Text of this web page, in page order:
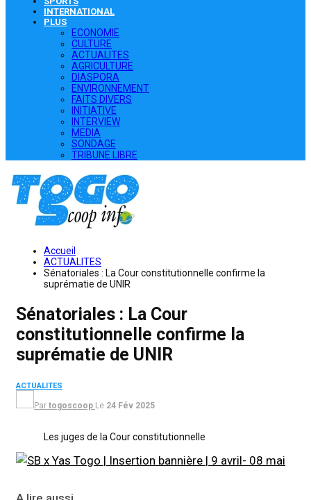
INTERNATIONAL
PLUS
ECONOMIE
CULTURE
ACTUALITES
AGRICULTURE
DIASPORA
ENVIRONNEMENT
FAITS DIVERS
INITIATIVE
INTERVIEW
MEDIA
SONDAGE
TRIBUNE LIBRE
Accueil
ACTUALITES
Sénatoriales : La Cour constitutionnelle confirme la
suprématie de UNIR
Sénatoriales : La Cour
constitutionnelle confirme la
suprématie de UNIR
ACTUALITES
Par togoscoop Le 24 Fév 2025
Les juges de la Cour constitutionnelle